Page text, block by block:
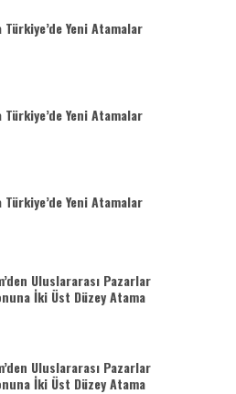
Yeni Atamalar
Yeni Atamalar
Yeni Atamalar
Uluslararası Pazarlar
İki Üst Düzey Atama
Uluslararası Pazarlar
İki Üst Düzey Atama